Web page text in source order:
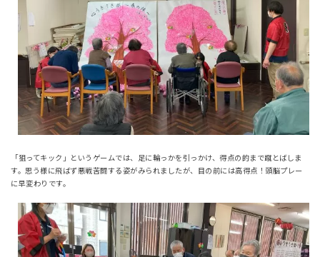
「狙ってキック」というゲームでは、足に輪っかを引っかけ、得点の的まで蹴とばしま
す。思う様に飛ばず悪戦苦闘する姿がみられましたが、目の前には高得点！頭脳プレー
に早変わりです。